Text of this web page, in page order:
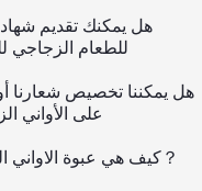
هل يمكنك تقديم
للطعام الزجاجي
هل يمكننا تخصيص شعارنا
على الأواني
كيف هي عبوة الاواني الزجاجية？